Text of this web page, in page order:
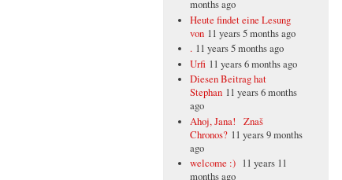
months ago
Heute findet eine Lesung
von 11 years 5 months ago
. 11 years 5 months ago
Urfi 11 years 6 months ago
Diesen Beitrag hat
Stephan 11 years 6 months
ago
Ahoj, Jana! Znaš
Chronos? 11 years 9 months
ago
welcome :) 11 years 11
months ago